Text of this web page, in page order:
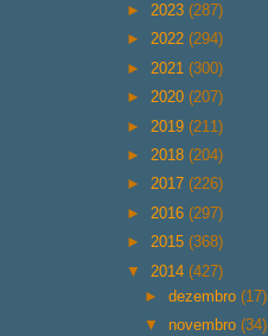
► 2023 (287)
► 2022 (294)
► 2021 (300)
► 2020 (207)
► 2019 (211)
► 2018 (204)
► 2017 (226)
► 2016 (297)
► 2015 (368)
▼ 2014 (427)
►dezembro(17)
▼ novembro(34)